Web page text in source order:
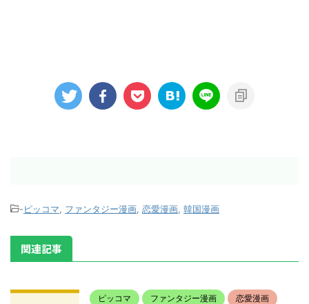
-ピッコマ ファンタジー漫画 恋愛漫画 韓国漫画
関連記事
ピッコマ ファンタジー漫画 恋愛漫画